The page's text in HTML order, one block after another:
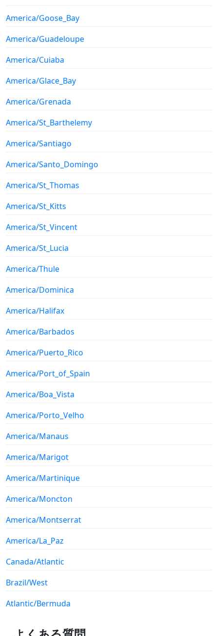
America/Goose_Bay
America/Guadeloupe
America/Cuiaba
America/Glace_Bay
America/Grenada
America/St_Barthelemy
America/Santiago
America/Santo_Domingo
America/St_Thomas
America/St_Kitts
America/St_Vincent
America/St_Lucia
America/Thule
America/Dominica
America/Halifax
America/Barbados
America/Puerto_Rico
America/Port_of_Spain
America/Boa_Vista
America/Porto_Velho
America/Manaus
America/Marigot
America/Martinique
America/Moncton
America/Montserrat
America/La_Paz
Canada/Atlantic
Brazil/West
Atlantic/Bermuda